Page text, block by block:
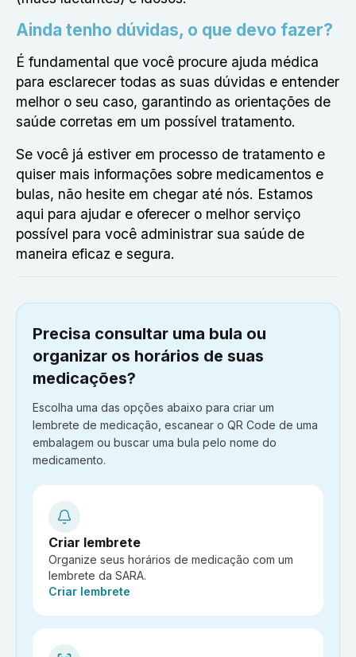
Ainda tenho dúvidas, o que devo fazer?
É fundamental que você procure ajuda médica
para esclarecer todas as suas dúvidas e entender
melhor o seu caso, garantindo as orientações de
saúde corretas em um possível tratamento.
Se você já estiver em processo de tratamento e
quiser mais informações sobre medicamentos e
bulas, não hesite em chegar até nós. Estamos
aqui para ajudar e oferecer o melhor serviço
possível para você administrar sua saúde de
maneira eficaz e segura.
Precisa consultar uma bula ou
organizar os horários de suas
medicações?
Escolha uma das opções abaixo para criar um
lembrete de medicação, escanear o QR Code de uma
embalagem ou buscar uma bula pelo nome do
medicamento.
Criar lembrete
Organize seus horários de medicação com um
lembrete da SARA.
Ação:
Criar lembrete